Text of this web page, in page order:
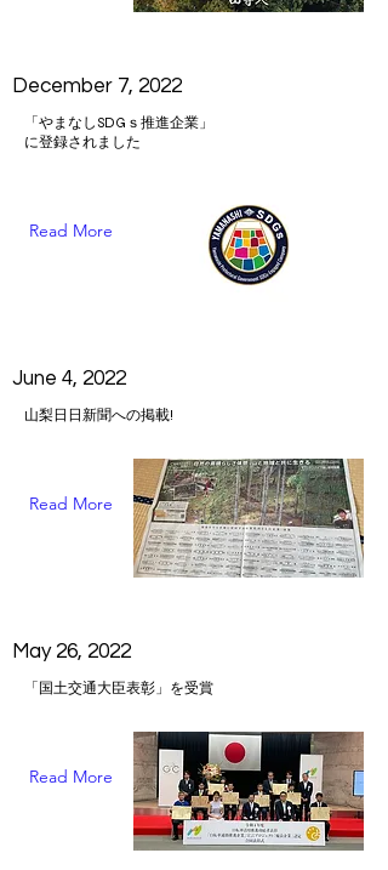
December 7, 2022
「やまなしSDGｓ推進企業」
に登録されました
Read More
June 4, 2022
山梨日日新聞への掲載!
Read More
May 26, 2022
「国土交通大臣表彰」を受賞
Read More